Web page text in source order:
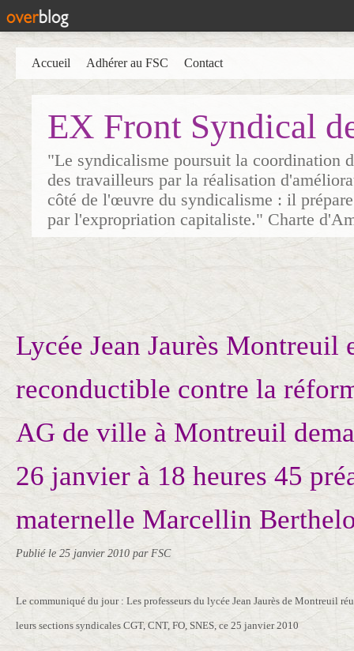
EX Front Syndical
"Le syndicalisme poursuit la coordination
des travailleurs par la réalisation
côté de l'œuvre du syndicalisme : il
par l'expropriation capitaliste." Charte
Accueil Adhérer au FSC Contact
Lycée Jean Jaurès Montreuil
reconductible contre la
AG de ville à Montreuil
26 janvier à 18 heures 45
maternelle Marcellin
Publié le 25 janvier 2010 par FSC
Le communiqué du jour : Les professeurs du lycée Jean Jaurès de Montreuil
leurs sections syndicales CGT, CNT, FO, SNES, ce 25 janvier 2010